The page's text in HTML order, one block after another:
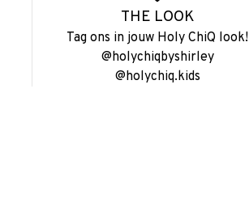
THE LOOK
Tag ons in jouw Holy ChiQ look!
@holychiqbyshirley
@holychiq.kids